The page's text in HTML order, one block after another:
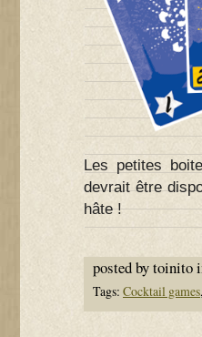
Les petites
devrait être
hâte !
posted by toinito
Tags: Cocktail games,